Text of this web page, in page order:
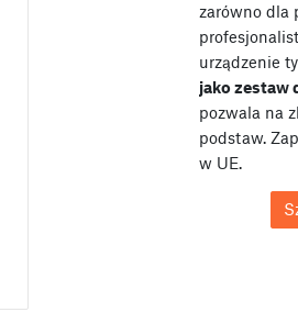
zarówno dla
urządzenie
jako zestaw
pozwala na
podstaw.
w UE.